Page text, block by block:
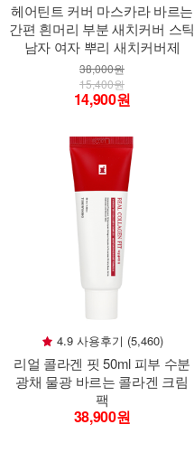
헤어틴트 커버 마스카라 바르는
간편 흰머리 부분 새치커버 스틱
남자 여자 뿌리 새치커버제
38,000원
15,400원
14,900원
4.9 사용후기 (5,460)
리얼 콜라겐 핏 50ml 피부 수분
광채 물광 바르는 콜라겐 크림
팩
38,900원